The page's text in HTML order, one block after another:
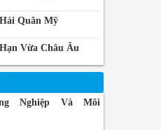
Quân Mỹ
Vừa Châu Âu
Nghiệp Và Môi